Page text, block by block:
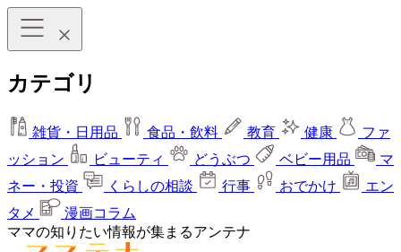
カテゴリ
雑貨・日用品 食品・飲料 教育 健康
ファ
ッション
ビューティ どうぶつ ベビー用品
マ
ネー・投資
くらしの相談 行事 おでかけ
エン
タメ
漫画コラム
ママの知りたい情報が集まるアンテナ